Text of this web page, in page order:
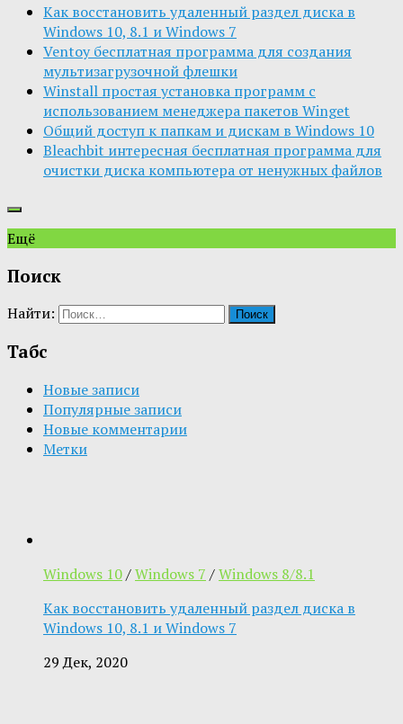
Как восстановить удаленный раздел диска в
Windows 10, 8.1 и Windows 7
Ventoy бесплатная программа для создания
мультизагрузочной флешки
Winstall простая установка программ с
использованием менеджера пакетов Winget
Общий доступ к папкам и дискам в Windows 10
Bleachbit интересная бесплатная программа для
очистки диска компьютера от ненужных файлов
Ещё
Поиск
Найти:
Табс
Новые записи
Популярные записи
Новые комментарии
Метки
Windows 10/Windows 7 /Windows 8/8.1
Как восстановить удаленный раздел диска в
Windows 10, 8.1 и Windows 7
29 Дек, 2020